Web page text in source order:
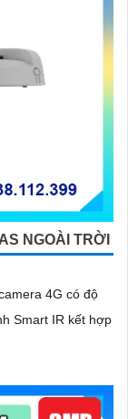
NGOÀI TRỜI
4G có độ
Smart IR kết hợp